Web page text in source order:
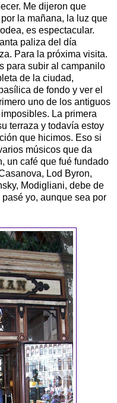
Me dijeron que
la mañana, la luz que
es espectacular.
paliza del día
Para la próxima visita.
para subir al campanilo
de la ciudad,
de fondo y ver el
uno de los antiguos
La primera
terraza y todavía estoy
que hicimos. Eso si
músicos que da
un café que fué fundado
Lod Byron,
Modigliani, debe de
yo, aunque sea por